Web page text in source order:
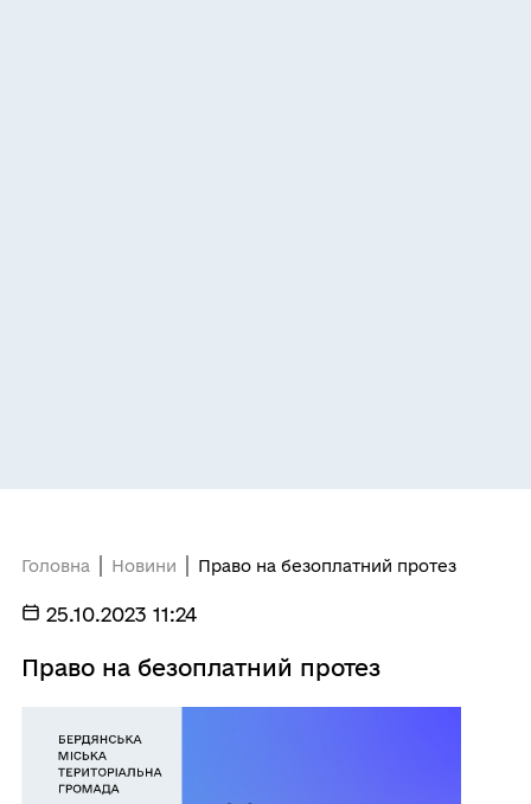
Головна Новини Право на безоплатний протез
25.10.2023 11:24
Право на безоплатний протез